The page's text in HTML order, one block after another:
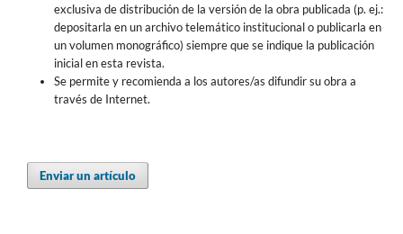
exclusiva de distribución de la versión de la obra publicada (p. ej.:
depositarla en un archivo telemático institucional o publicarla en
un volumen monográfico) siempre que se indique la publicación
inicial en esta revista.
Se permite y recomienda a los autores/as difundir su obra a
través de Internet.
Enviar un artículo